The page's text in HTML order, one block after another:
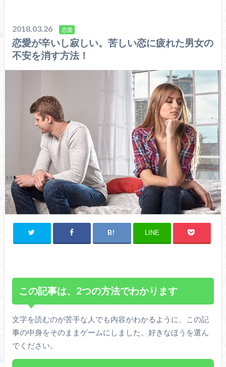
2018.03.26 恋愛
恋愛が辛いし寂しい。苦しい恋に疲れた男女の
不安を消す方法！
LINE
この記事は、2つの方法でわかります
文字を読むのが苦手な人でも内容がわかるように、この記
事の中身をそのままゲームにしました。好きなほうを選ん
でください。